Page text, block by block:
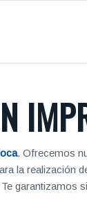
. Ofrecemos
la
garantizamos